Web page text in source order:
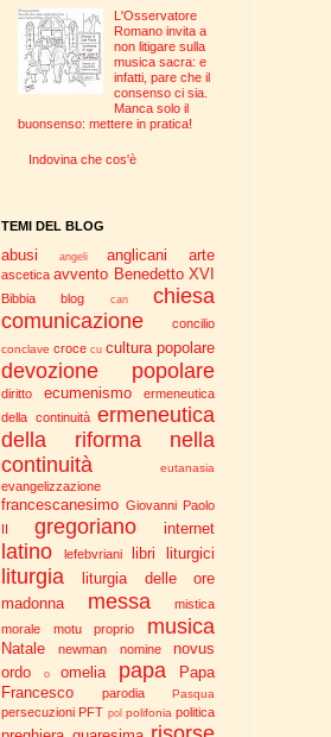
L'Osservatore
Romano invita a
non litigare sulla
musica sacra: e
infatti, pare che il
consenso ci sia.
Manca solo il
buonsenso: mettere in pratica!
Indovina che cos'è
TEMI DEL BLOG
abusi angeli anglicani arte
ascetica avvento Benedetto XVI
Bibbia blog can
chiesa
comunicazione
concilio
conclave croce cu cultura popolare
devozione popolare
diritto ecumenismo
ermeneutica
della continuità ermeneutica
della riforma nella
continuità
eutanasia
evangelizzazione
francescanesimo Giovanni Paolo
II
gregoriano internet
latino lefebvriani libri liturgici
liturgia
liturgia delle ore
madonna
messa
mistica
morale
motu proprio musica
Natale newman nomine
novus
ordo
o omelia papa
Papa
Francesco
parodia Pasqua
persecuzioni PFT pol polifonia politica